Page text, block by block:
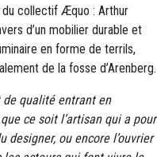
du collectif Æquo : Arthur
d’un mobilier durable et
en forme de terrils,
de la fosse d’Arenberg.
de qualité entrant en
ce soit l’artisan qui a pour
ou encore l’ouvrier